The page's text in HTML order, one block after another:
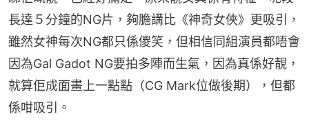
長達５分鐘的NG片，夠膽講比《神奇女俠》更吸引，
雖然女神每次NG都只係儍笑，但相信同組演員都唔會
因為Gal Gadot NG要拍多陣而生氣，因為真係好靚，
就算佢成面畫上一點點（CG Mark位做後期），但都
係咁吸引。